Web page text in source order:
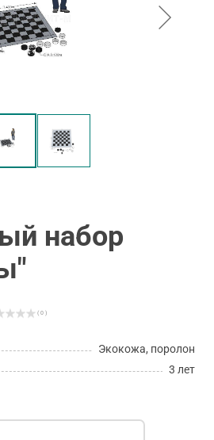
набор
( 0 )
Экокожа, поролон
3 лет